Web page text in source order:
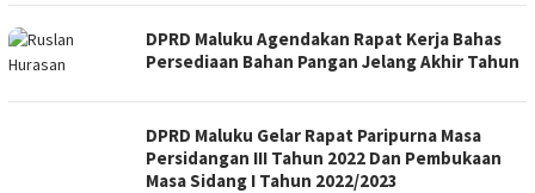
DPRD Maluku Agendakan Rapat Kerja Bahas
Persediaan Bahan Pangan Jelang Akhir Tahun
DPRD Maluku Gelar Rapat Paripurna Masa
Persidangan III Tahun 2022 Dan Pembukaan
Masa Sidang I Tahun 2022/2023